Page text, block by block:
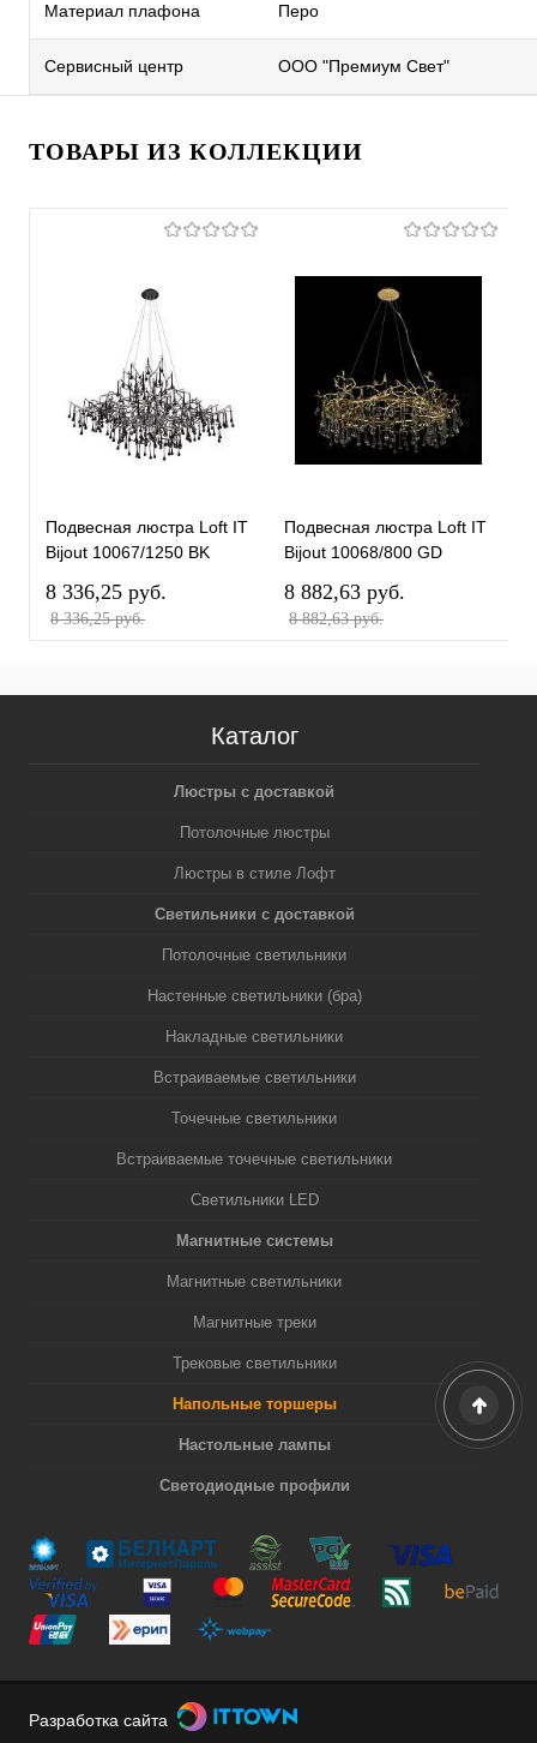
Материал плафона Перо
Сервисный центр ООО "Премиум Свет"
ТОВАРЫ ИЗ КОЛЛЕКЦИИ
Подвесная люстра Loft IT
Bijout 10067/1250 BK
8 336,25 pуб.
8 336,25 pуб.
Подвесная люстра Loft IT
Bijout 10068/800 GD
8 882,63 pуб.
8 882,63 pуб.
Каталог
Люстры с доставкой
Потолочные люстры
Люстры в стиле Лофт
Светильники с доставкой
Потолочные светильники
Настенные светильники (бра)
Накладные светильники
Встраиваемые светильники
Точечные светильники
Встраиваемые точечные светильники
Светильники LED
Магнитные системы
Магнитные светильники
Магнитные треки
Трековые светильники
Напольные торшеры
Настольные лампы
Светодиодные профили
Разработка сайта